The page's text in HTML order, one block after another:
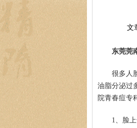
文
东莞莞
很多人
油脂分泌过
院青春痘专
1、脸